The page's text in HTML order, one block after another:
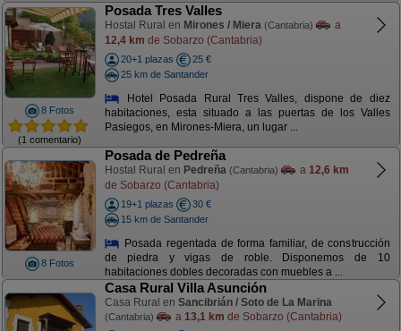
8 Fotos
(1 comentario)
Posada Tres Valles
Hostal Rural en Mirones / Miera (Cantabria)
a
12,4 km de Sobarzo (Cantabria)
20+1 plazas
25 €
25 km de Santander
Hotel Posada Rural Tres Valles, dispone de diez
habitaciones, esta situado a las puertas de los Valles
Pasiegos, en Mirones-Miera, un lugar ...
8 Fotos
Posada de Pedreña
Hostal Rural en Pedreña (Cantabria) a 12,6 km
de Sobarzo (Cantabria)
19+1 plazas
30 €
15 km de Santander
Posada regentada de forma familiar, de construcción
de piedra y vigas de roble. Disponemos de 10
habitaciones dobles decoradas con muebles a ...
Casa Rural Villa Asunción
Casa Rural en Sancibrián / Soto de La Marina
(Cantabria) a 13,1 km de Sobarzo (Cantabria)